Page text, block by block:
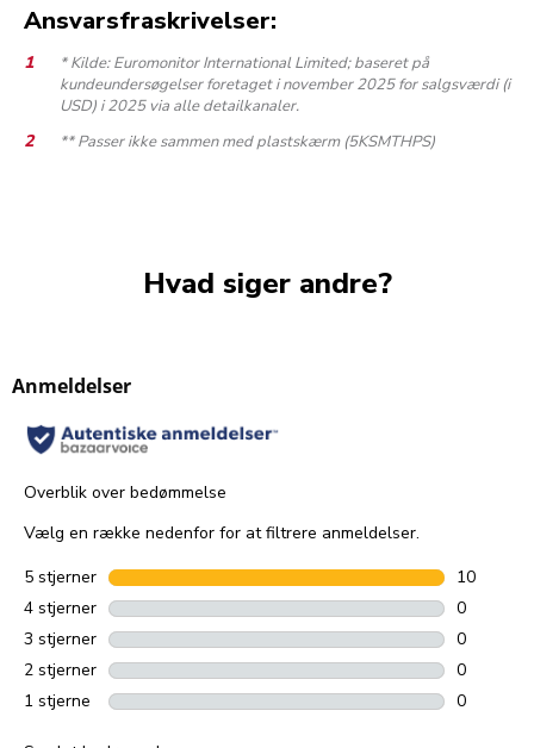
Ansvarsfraskrivelser:
* Kilde: Euromonitor International Limited; baseret på
kundeundersøgelser foretaget i november 2025 for salgsværdi (i
USD) i 2025 via alle detailkanaler.
** Passer ikke sammen med plastskærm (5KSMTHPS)
Hvad siger andre?